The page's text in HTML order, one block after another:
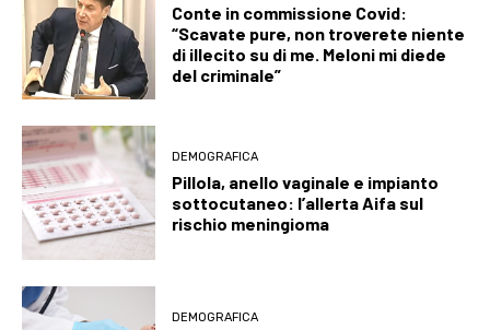
Conte in commissione Covid:
“Scavate pure, non troverete niente
di illecito su di me. Meloni mi diede
del criminale”
DEMOGRAFICA
Pillola, anello vaginale e impianto
sottocutaneo: l’allerta Aifa sul
rischio meningioma
DEMOGRAFICA